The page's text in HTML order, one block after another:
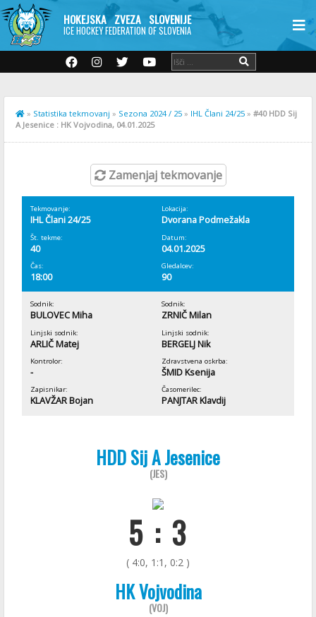
HOKEJSKA ZVEZA SLOVENIJE
ICE HOCKEY FEDERATION OF SLOVENIA
» Statistika tekmovanj » Sezona 2024 / 25 » IHL Člani 24/25 » #40 HDD Sij
A Jesenice : HK Vojvodina, 04.01.2025
Zamenjaj tekmovanje
Tekmovanje:
IHL Člani 24/25
Lokacija:
Dvorana Podmežakla
Št. tekme:
40
Datum:
04.01.2025
Čas:
18:00
Gledalcev:
90
Sodnik:
BULOVEC Miha
Sodnik:
ZRNIČ Milan
Linjski sodnik:
ARLIČ Matej
Linjski sodnik:
BERGELJ Nik
Kontrolor:
-
Zdravstvena oskrba:
ŠMID Ksenija
Zapisnikar:
KLAVŽAR Bojan
Časomerilec:
PANJTAR Klavdij
HDD Sij A Jesenice
(JES)
5 : 3
( 4:0, 1:1, 0:2 )
HK Vojvodina
(VOJ)